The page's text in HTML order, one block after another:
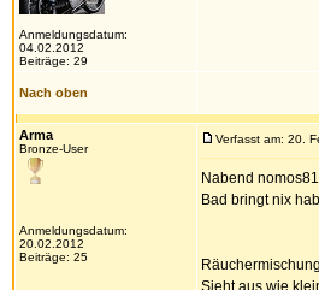
Anmeldungsdatum:
04.02.2012
Beiträge: 29
Nach oben
Arma
Bronze-User
Anmeldungsdatum:
20.02.2012
Beiträge: 25
Verfasst am: 20.
Nabend
Bad bringt nix
Sieht aus wie